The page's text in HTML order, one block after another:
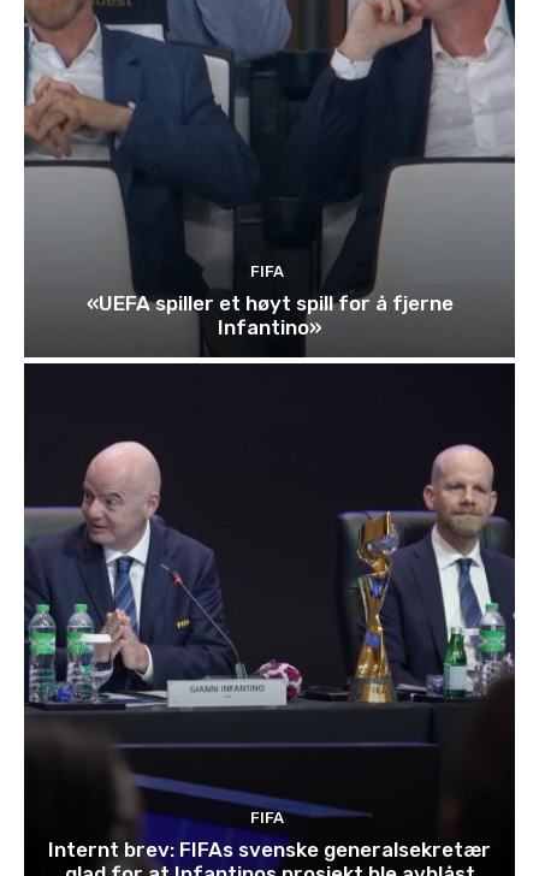
FIFA
«UEFA spiller et høyt spill for å fjerne
Infantino»
FIFA
Internt brev: FIFAs svenske generalsekretær